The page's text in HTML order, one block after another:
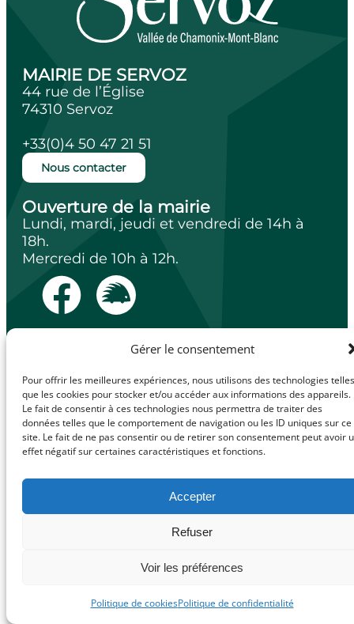
Gérer le consentement
Pour offrir les meilleures expériences, nous utilisons des technologies telles
que les cookies pour stocker et/ou accéder aux informations des appareils.
Le fait de consentir à ces technologies nous permettra de traiter des
données telles que le comportement de navigation ou les ID uniques sur ce
site. Le fait de ne pas consentir ou de retirer son consentement peut avoir
effet négatif sur certaines caractéristiques et fonctions.
Accepter
Refuser
Voir les préférences
Politique de cookiesPolitique de confidentialité
MAIRIE DE SERVOZ
44 rue de l’Église
74310 Servoz
+33(0)4 50 47 21 51
Nous contacter
Ouverture de la mairie
Lundi, mardi, jeudi et vendredi de 14h à
18h.
Mercredi de 10h à 12h.
Mentions légales
Politique de confidentialité
Politique de cookies (UE)
© Made with
love by
Cybergraph –